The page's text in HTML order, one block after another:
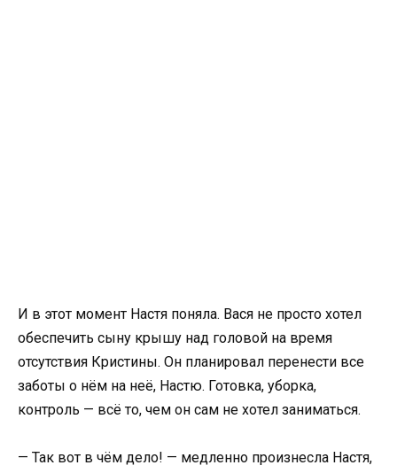
И в этот момент Настя поняла. Вася не просто хотел
обеспечить сыну крышу над головой на время
отсутствия Кристины. Он планировал перенести все
заботы о нём на неё, Настю. Готовка, уборка,
контроль — всё то, чем он сам не хотел заниматься.
— Так вот в чём дело! — медленно произнесла Настя,